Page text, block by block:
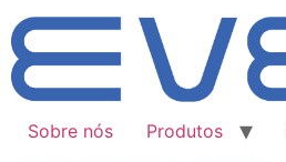
Sobre nós Produtos